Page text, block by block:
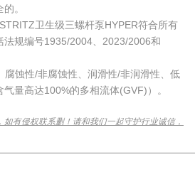
。
卫生级三螺杆泵HYPER符合所有
法规编号1935/2004、2023/2006和
蚀性/非腐蚀性、润滑性/非润滑性、低
量高达100%的多相流体(GVF)）。
有侵权联系删！请和我们一起守护行业诚信，